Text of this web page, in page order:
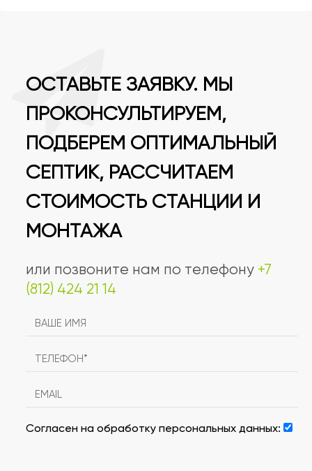
ОСТАВЬТЕ ЗАЯВКУ. МЫ
ПРОКОНСУЛЬТИРУЕМ,
ПОДБЕРЕМ ОПТИМАЛЬНЫЙ
СЕПТИК, РАССЧИТАЕМ
СТОИМОСТЬ СТАНЦИИ И
МОНТАЖА
или позвоните нам по телефону +7
(812) 424 21 14
Согласен на обработку персональных данных: